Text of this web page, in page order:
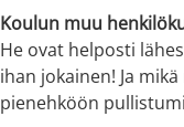
Koulun muu
He ovat helposti
ihan jokainen! Ja
pienehköön